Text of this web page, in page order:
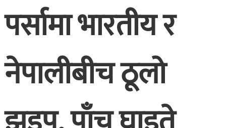
पर्सामा भारतीय र
नेपालीबीच ठूलो